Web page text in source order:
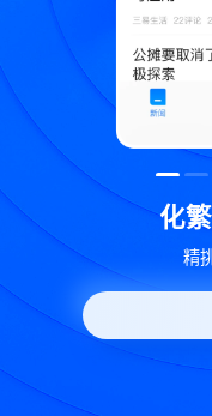
致